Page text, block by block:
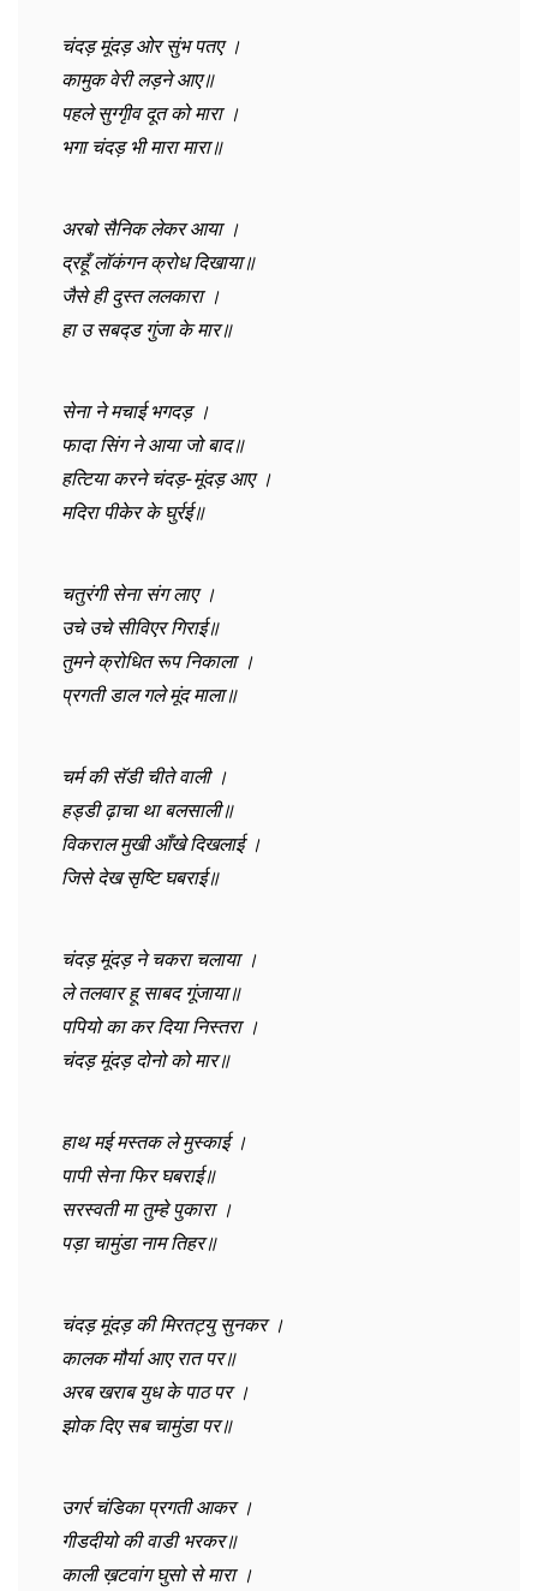
चंदड़ मूंदड़ ओर सुंभ पतए ।
कामुक वेरी लड़ने आए॥
पहले सुग्गृीव दूत को मारा ।
भगा चंदड़ भी मारा मारा॥
अरबो सैनिक लेकर आया ।
द्रहूँ लॉकंगन क्रोध दिखाया॥
जैसे ही दुस्त ललकारा ।
हा उ सबद्ड गुंजा के मार॥
सेना ने मचाई भगदड़ ।
फादा सिंग ने आया जो बाद॥
हत्टिया करने चंदड़-मूंदड़ आए ।
मदिरा पीकेर के घुर्रई॥
चतुरंगी सेना संग लाए ।
उचे उचे सीविएर गिराई॥
तुमने क्रोधित रूप निकाला ।
प्रगती डाल गले मूंद माला॥
चर्म की सॅडी चीते वाली ।
हड्डी ढ़ाचा था बलसाली॥
विकराल मुखी आँखे दिखलाई ।
जिसे देख सृष्टि घबराई॥
चंदड़ मूंदड़ ने चकरा चलाया ।
ले तलवार हू साबद गूंजाया॥
पपियो का कर दिया निस्तरा ।
चंदड़ मूंदड़ दोनो को मार॥
हाथ मई मस्तक ले मुस्काई ।
पापी सेना फिर घबराई॥
सरस्वती मा तुम्हे पुकारा ।
पड़ा चामुंडा नाम तिहर॥
चंदड़ मूंदड़ की मिरतट्यु सुनकर ।
कालक मौर्या आए रात पर॥
अरब खराब युध के पाठ पर ।
झोक दिए सब चामुंडा पर॥
उगर्र चंडिका प्रगती आकर ।
गीडदीयो की वाडी भरकर॥
काली ख़टवांग घुसो से मारा ।